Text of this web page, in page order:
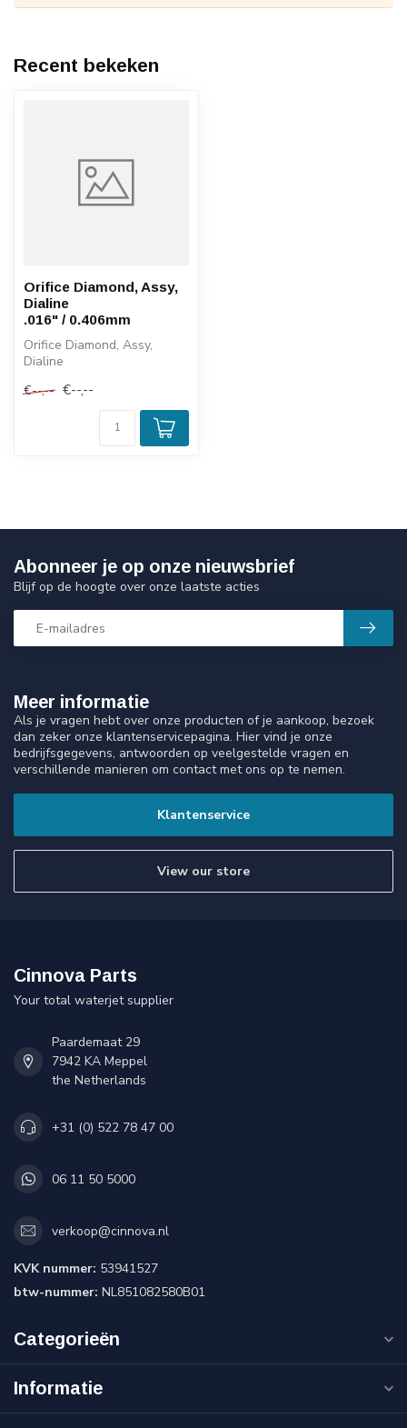
Recent bekeken
Orifice Diamond, Assy,
Dialine
.016" / 0.406mm
Orifice Diamond, Assy,
Dialine
€--,-- €--,--
Meer informatie
Als je vragen hebt over onze producten of je aankoop, bezoek
dan zeker onze klantenservicepagina. Hier vind je onze
bedrijfsgegevens, antwoorden op veelgestelde vragen en
verschillende manieren om contact met ons op te nemen.
Klantenservice
View our store
Abonneer je op onze nieuwsbrief
Blijf op de hoogte over onze laatste acties
Cinnova Parts
Your total waterjet supplier
Paardemaat 29
7942 KA Meppel
the Netherlands
+31 (0) 522 78 47 00
06 11 50 5000
verkoop@cinnova.nl
KVK nummer: 53941527
btw-nummer: NL851082580B01
Categorieën
Informatie